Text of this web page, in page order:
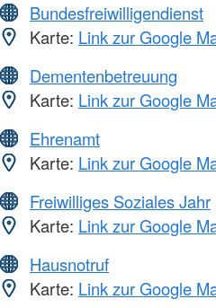
Bundesfreiwilligendienst
Karte: Link zur Google
Dementenbetreuung
Karte: Link zur Google
Ehrenamt
Karte: Link zur Google
Freiwilliges Soziales Jahr
Karte: Link zur Google
Hausnotruf
Karte: Link zur Google